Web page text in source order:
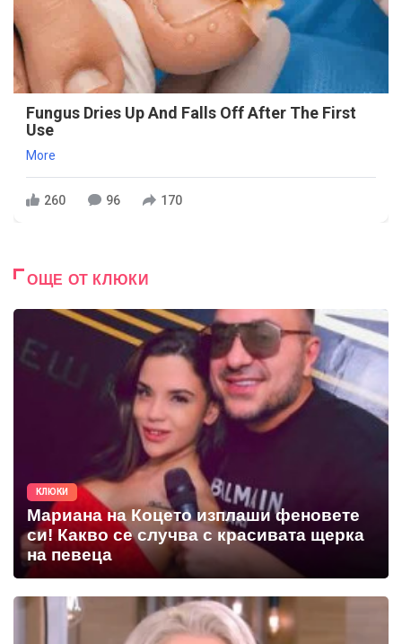
Fungus Dries Up And Falls Off After The First
Use
More
260 96 170
ОЩЕ ОТ КЛЮКИ
КЛЮКИ
Мариана на Коцето изплаши феновете
си! Какво се случва с красивата щерка
на певеца